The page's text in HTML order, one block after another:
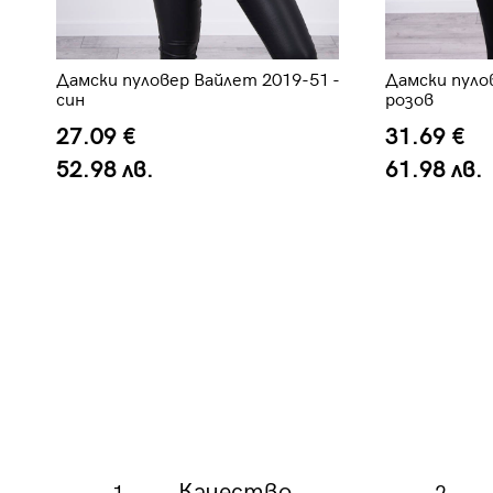
Дамски пуловер Вайлет 2019-51 -
син
27.09 €
52.98 лв.
Дамски
розов
31.69 €
61.98 лв.